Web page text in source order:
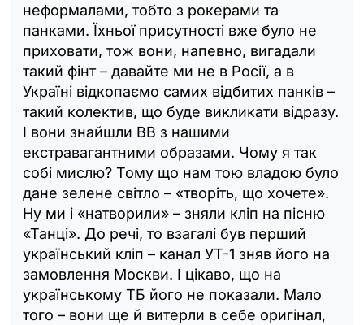
неформалами, тобто з рокерами та
панками. Їхньої присутності вже було не
приховати, тож вони, напевно, вигадали
такий фінт – давайте ми не в Росії, а в
Україні відкопаємо самих відбитих панків –
такий колектив, що буде викликати відразу.
І вони знайшли ВВ з нашими
екстравагантними образами. Чому я так
собі мислю? Тому що нам тою владою було
дане зелене світло – «творіть, що хочете».
Ну ми і «натворили» – зняли кліп на пісню
«Танці». До речі, то взагалі був перший
український кліп – канал УТ-1 зняв його на
замовлення Москви. І цікаво, що на
українському ТБ його не показали. Мало
того – вони ще й витерли в себе оригінал,